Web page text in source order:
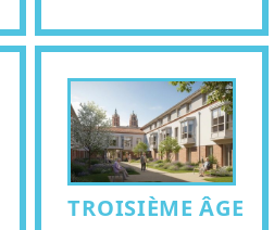
TROISIÈME ÂGE